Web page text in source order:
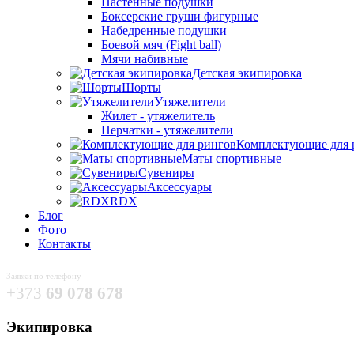
Боксерские груши фигурные
Набедренные подушки
Боевой мяч (Fight ball)
Мячи набивные
Детская экипировка
Шорты
Утяжелители
Жилет - утяжелитель
Перчатки - утяжелители
Комплектующие для
Маты спортивные
Сувениры
Аксессуары
RDX
Блог
Фото
Контакты
Заявки по телефону
+373 69 078 678
Экипировка